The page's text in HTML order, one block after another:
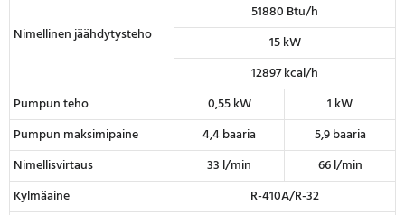
Nimellinen jäähdytysteho
51880 Btu/h
15 kW
12897 kcal/h
Pumpun teho
0,55 kW
1 kW
Pumpun maksimipaine
4,4 baaria
5,9 baaria
Nimellisvirtaus
33 l/min
66 l/min
Kylmäaine
R-410A/R-32